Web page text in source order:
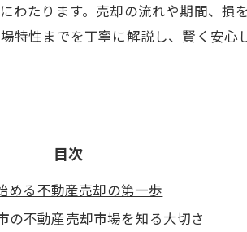
たります。売却の流れや期間、損
性までを丁寧に解説し、賢く安心
目次
める不動産売却の第一歩
の不動産売却市場を知る大切さ